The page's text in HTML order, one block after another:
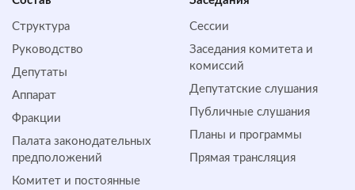
Структура
Руководство
Депутаты
Аппарат
Фракции
Палата законодательных
предположений
Комитет и постоянные
Сессии
Заседания комитета и
комиссий
Депутатские слушания
Публичные слушания
Планы и программы
Прямая трансляция